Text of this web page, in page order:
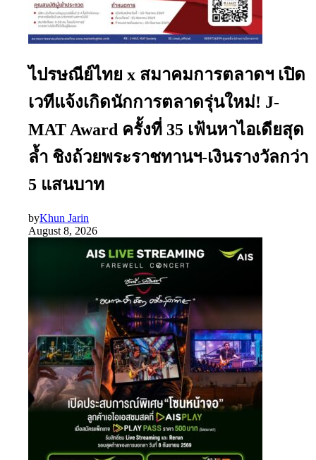
ไปรษณีย์ไทย x สมาคมการตลาดฯ เปิด
เวทีแจ้งเกิดนักการตลาดรุ่นใหม่! J-
MAT Award ครั้งที่ 35 เฟ้นหาไอเดียสุด
ล้ำ ชิงถ้วยพระราชทานฯ-เงินรางวัลกว่า
5 แสนบาท
byKhun Jarin
August 8, 2026